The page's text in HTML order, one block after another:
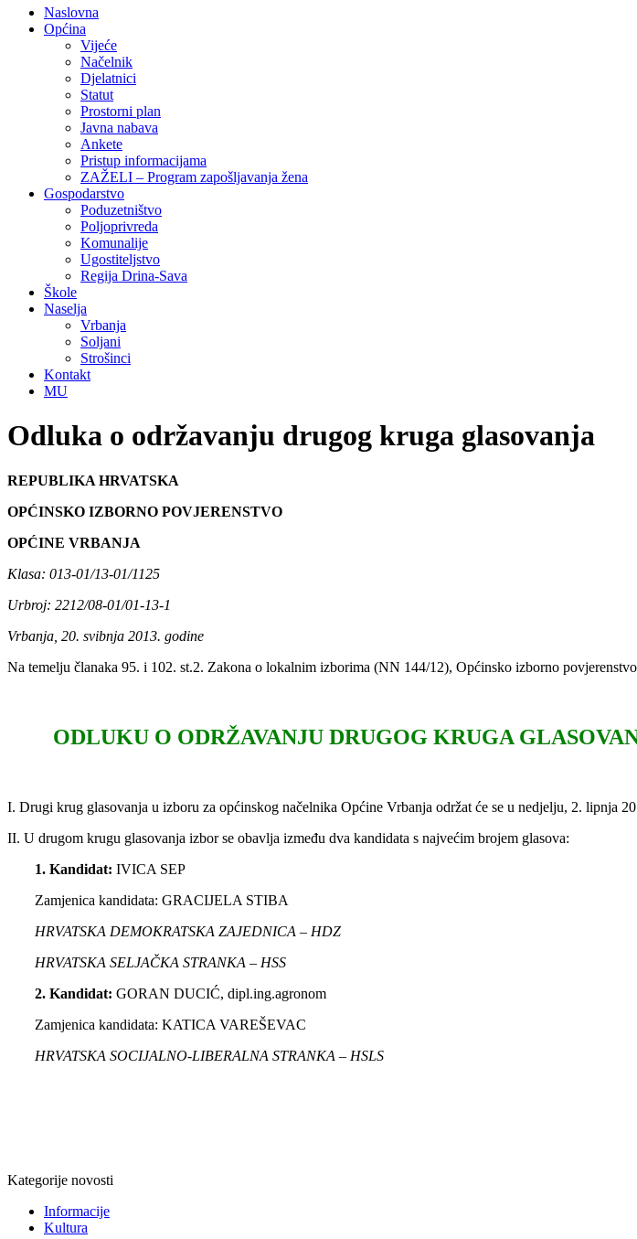
Naslovna
Općina
Vijeće
Načelnik
Djelatnici
Statut
Prostorni plan
Javna nabava
Ankete
Pristup informacijama
ZAŽELI – Program zapošljavanja žena
Gospodarstvo
Poduzetništvo
Poljoprivreda
Komunalije
Ugostiteljstvo
Regija Drina-Sava
Škole
Naselja
Vrbanja
Soljani
Strošinci
Kontakt
MU
Odluka o održavanju drugog kruga glasovanja
REPUBLIKA HRVATSKA
OPĆINSKO IZBORNO POVJERENSTVO
OPĆINE VRBANJA
Klasa: 013-01/13-01/1125
Urbroj: 2212/08-01/01-13-1
Vrbanja, 20. svibnja 2013. godine
Na temelju članaka 95. i 102. st.2. Zakona o lokalnim izborima (NN 144/12), Općinsko izborno
ODLUKU O ODRŽAVANJU DRUGOG KRUGA
I. Drugi krug glasovanja u izboru za općinskog načelnika Općine Vrbanja održat će se u nedjelju, 2. lipnja
II. U drugom krugu glasovanja izbor se obavlja između dva kandidata s najvećim brojem glasova:
1. Kandidat: IVICA SEP
Zamjenica kandidata: GRACIJELA STIBA
HRVATSKA DEMOKRATSKA ZAJEDNICA – HDZ
HRVATSKA SELJAČKA STRANKA – HSS
2. Kandidat: GORAN DUCIĆ, dipl.ing.agronom
Zamjenica kandidata: KATICA VAREŠEVAC
HRVATSKA SOCIJALNO-LIBERALNA STRANKA – HSLS
Kategorije novosti
Informacije
Kultura